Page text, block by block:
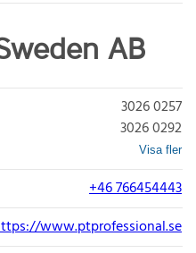
AB
3026 0257
3026 0292
Visa fler
+46 766454443
www.ptprofessional.se